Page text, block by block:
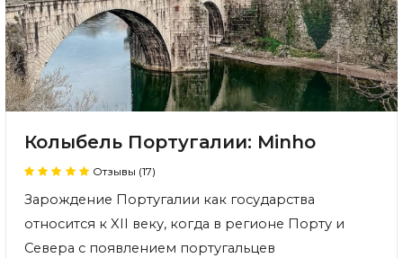
Колыбель Португалии: Minho
Отзывы (17)
Зарождение Португалии как государства
относится к XII веку, когда в регионе Порту и
Севера с появлением португальцев